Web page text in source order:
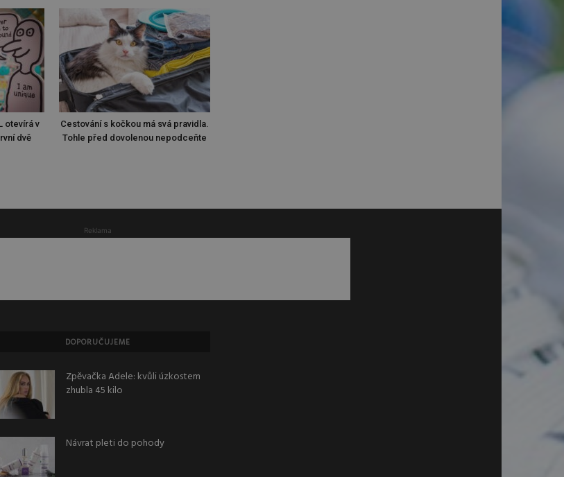
otevírá v
dvě
Cestování s kočkou má svá pravidla.
Tohle před dovolenou nepodceňte
Reklama
DOPORUČUJEME
Zpěvačka Adele: kvůli úzkostem
zhubla 45 kilo
Návrat pleti do pohody